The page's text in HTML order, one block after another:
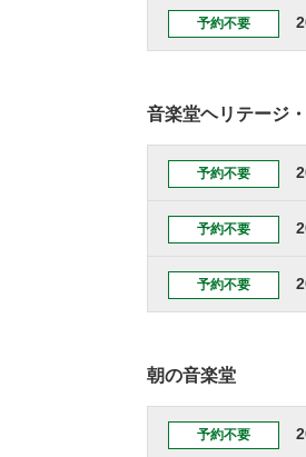
予約不要
音楽堂ヘリテージ
予約不要
予約不要
予約不要
朝の音楽堂
予約不要